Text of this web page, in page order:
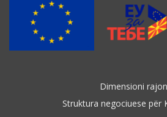
Dimensioni
Struktura negociuese për